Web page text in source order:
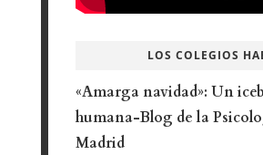
LOS COLEGIOS
«Amarga navidad»: Un
humana-Blog de la
Madrid